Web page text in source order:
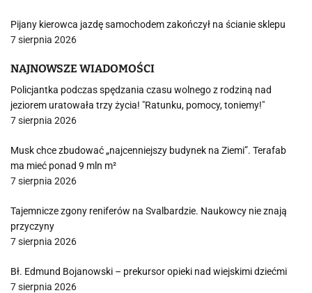
Pijany kierowca jazdę samochodem zakończył na ścianie sklepu
7 sierpnia 2026
NAJNOWSZE WIADOMOŚCI
Policjantka podczas spędzania czasu wolnego z rodziną nad
jeziorem uratowała trzy życia! "Ratunku, pomocy, toniemy!"
7 sierpnia 2026
Musk chce zbudować „najcenniejszy budynek na Ziemi”. Terafab
ma mieć ponad 9 mln m²
7 sierpnia 2026
Tajemnicze zgony reniferów na Svalbardzie. Naukowcy nie znają
przyczyny
7 sierpnia 2026
Bł. Edmund Bojanowski – prekursor opieki nad wiejskimi dziećmi
7 sierpnia 2026